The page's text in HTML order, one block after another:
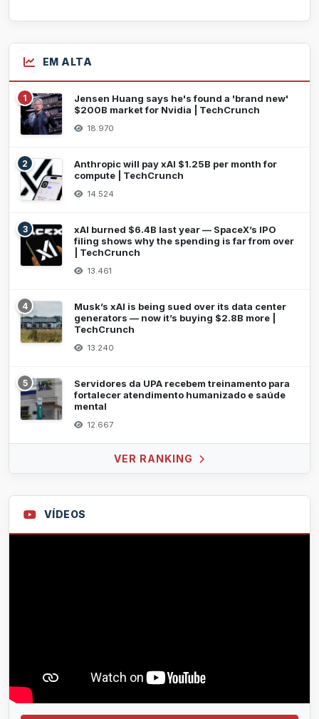
EM ALTA
1
Jensen Huang says he's found a 'brand new'
$200B market for Nvidia | TechCrunch
18.970
2
Anthropic will pay xAI $1.25B per month for
compute | TechCrunch
14.524
3
xAI burned $6.4B last year — SpaceX’s IPO
filing shows why the spending is far from over
| TechCrunch
13.461
4
Musk’s xAI is being sued over its data center
generators — now it’s buying $2.8B more |
TechCrunch
13.240
5
Servidores da UPA recebem treinamento para
fortalecer atendimento humanizado e saúde
mental
12.667
VER RANKING
VÍDEOS